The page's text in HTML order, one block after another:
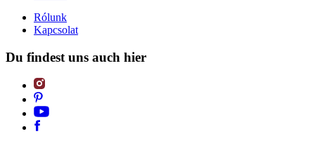
Rólunk
Kapcsolat
Du findest uns auch hier